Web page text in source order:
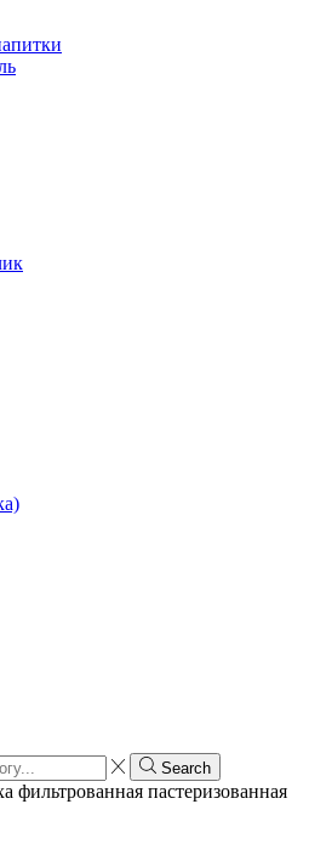
Search
фильтрованная пастеризованная